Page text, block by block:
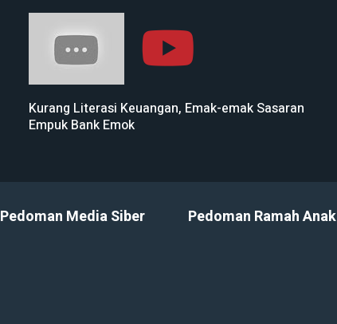
Kurang Literasi Keuangan, Emak-emak Sasaran
Empuk Bank Emok
Pedoman Media Siber Pedoman Ramah Anak